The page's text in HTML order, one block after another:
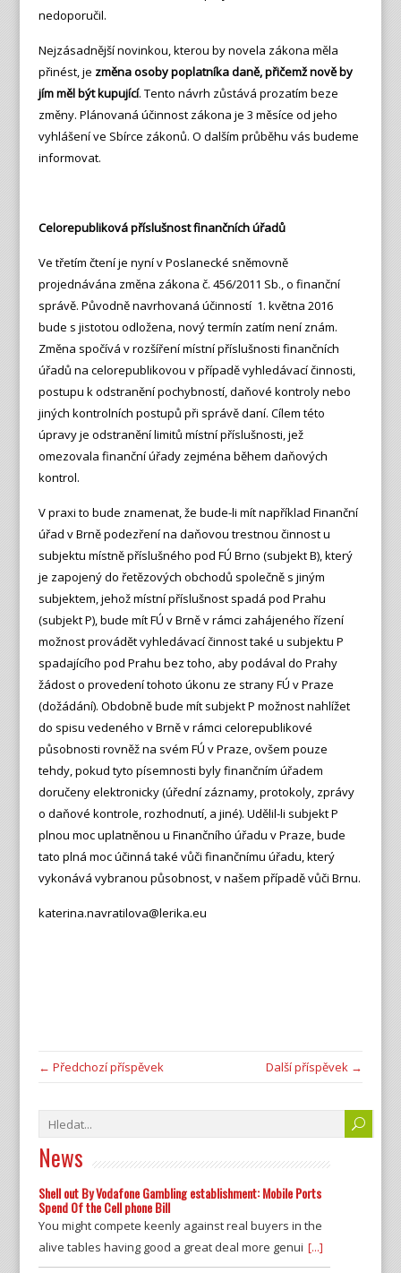
nedoporučil.
Nejzásadnější novinkou, kterou by novela zákona měla
přinést, je změna osoby poplatníka daně, přičemž nově by
jím měl být kupující. Tento návrh zůstává prozatím beze
změny. Plánovaná účinnost zákona je 3 měsíce od jeho
vyhlášení ve Sbírce zákonů. O dalším průběhu vás budeme
informovat.
Celorepubliková příslušnost finančních úřadů
Ve třetím čtení je nyní v Poslanecké sněmovně
projednávána změna zákona č. 456/2011 Sb., o finanční
správě. Původně navrhovaná účinností 1. května 2016
bude s jistotou odložena, nový termín zatím není znám.
Změna spočívá v rozšíření místní příslušnosti finančních
úřadů na celorepublikovou v případě vyhledávací činnosti,
postupu k odstranění pochybností, daňové kontroly nebo
jiných kontrolních postupů při správě daní. Cílem této
úpravy je odstranění limitů místní příslušnosti, jež
omezovala finanční úřady zejména během daňových
kontrol.
V praxi to bude znamenat, že bude-li mít například Finanční
úřad v Brně podezření na daňovou trestnou činnost u
subjektu místně příslušného pod FÚ Brno (subjekt B), který
je zapojený do řetězových obchodů společně s jiným
subjektem, jehož místní příslušnost spadá pod Prahu
(subjekt P), bude mít FÚ v Brně v rámci zahájeného řízení
možnost provádět vyhledávací činnost také u subjektu P
spadajícího pod Prahu bez toho, aby podával do Prahy
žádost o provedení tohoto úkonu ze strany FÚ v Praze
(dožádání). Obdobně bude mít subjekt P možnost nahlížet
do spisu vedeného v Brně v rámci celorepublikové
působnosti rovněž na svém FÚ v Praze, ovšem pouze
tehdy, pokud tyto písemnosti byly finančním úřadem
doručeny elektronicky (úřední záznamy, protokoly, zprávy
o daňové kontrole, rozhodnutí, a jiné). Udělil-li subjekt P
plnou moc uplatněnou u Finančního úřadu v Praze, bude
tato plná moc účinná také vůči finančnímu úřadu, který
vykonává vybranou působnost, v našem případě vůči Brnu.
katerina.navratilova@lerika.eu
← Předchozí příspěvek Další příspěvek →
News
Shell out By Vodafone Gambling establishment: Mobile Ports
Spend Of the Cell phone Bill
You might compete keenly against real buyers in the
alive tables having good a great deal more genui [...]